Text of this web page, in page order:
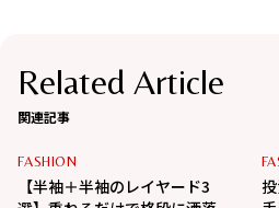
Related Article
関連記事
FASHION
【半袖＋半袖のレイヤード3